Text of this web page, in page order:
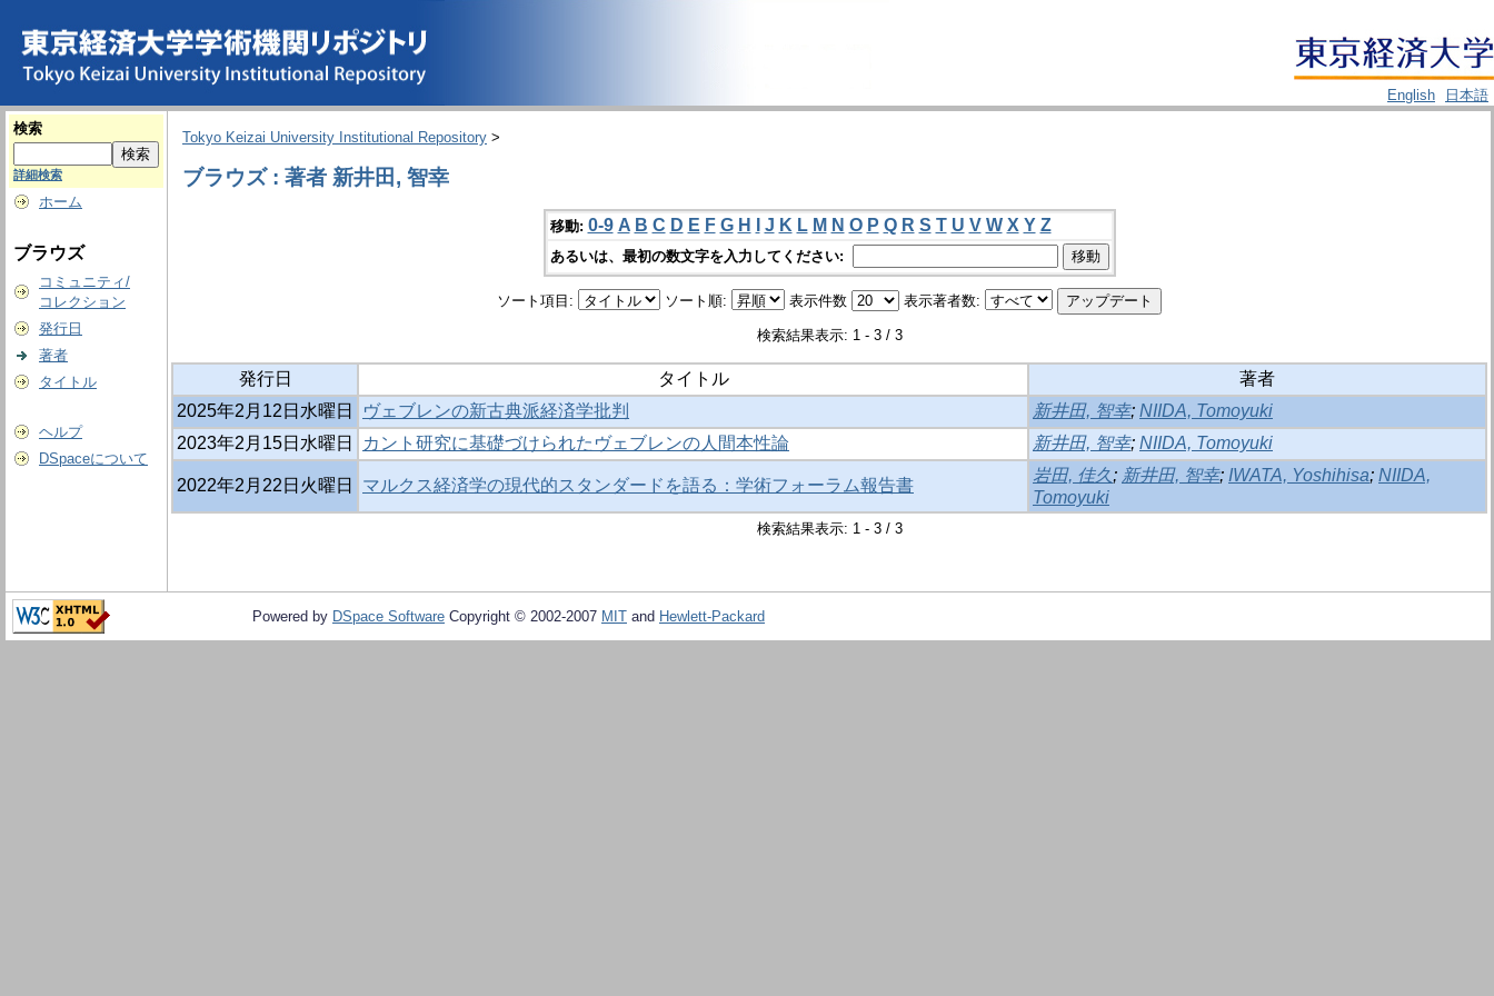
English
日本語
検索
詳細検索
ホーム
ブラウズ
コミュニティ/
コレクション
発行日
著者
タイトル
ヘルプ
DSpaceについて
Tokyo Keizai University Institutional Repository >
ブラウズ : 著者 新井田, 智幸
移動: 0-9 A B C D E F G H J K L M N O P Q R S T U V W X Y Z
あるいは、最初の数文字を入力してください:
ソート項目: ソート順: 表示件数 表示著者数:
検索結果表示: 1 - 3 / 3
発行日 タイトル
著者
2025年2月12日水曜日
ヴェブレンの新古典派経済学批判 新井田, 智幸; NIIDA, Tomoyuki
2023年2月15日水曜日
カント研究に基礎づけられたヴェブレンの人間本性論 新井田, 智幸; NIIDA, Tomoyuki
2022年2月22日火曜日 マルクス経済学の現代的スタンダードを語る：学術フォーラム報告書
岩田, 佳久; 新井田, 智幸; IWATA, Yoshihisa; NIIDA,
Tomoyuki
検索結果表示: 1 - 3 / 3
Powered by DSpace Software Copyright © 2002-2007 MIT and Hewlett-Packard